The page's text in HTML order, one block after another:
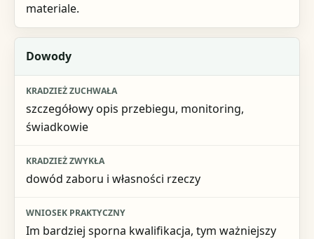
materiale.
Dowody
szczegółowy opis przebiegu, monitoring,
świadkowie
dowód zaboru i własności rzeczy
Im bardziej sporna kwalifikacja, tym ważniejszy